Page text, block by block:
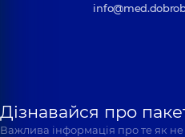
Дізнавайся про
Важлива інформація про те як